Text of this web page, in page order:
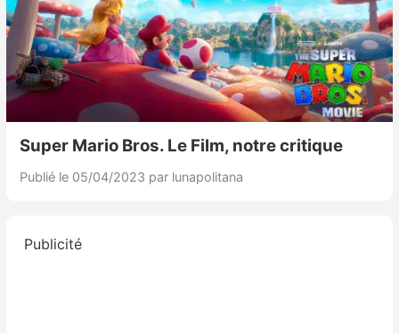
Super Mario Bros. Le Film, notre critique
Publié le 05/04/2023 par lunapolitana
Publicité